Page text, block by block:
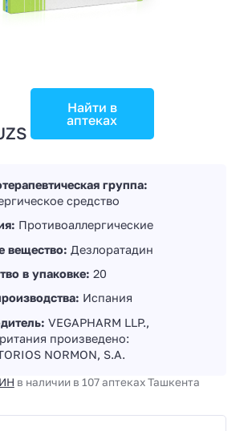
Найти в
аптеках
группа:
средство
Противоаллергические
вещество: Дезлоратадин
в упаковке: 20
Испания
VEGAPHARM LLP.,
произведено:
NORMОN, S.A.
в наличии в 107 аптеках Ташкента